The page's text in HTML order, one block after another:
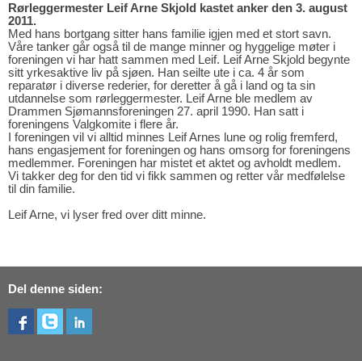
Rørleggermester Leif Arne Skjold kastet anker den 3. august
2011.
Med hans bortgang sitter hans familie igjen med et stort savn.
Våre tanker går også til de mange minner og hyggelige møter i
foreningen vi har hatt sammen med Leif. Leif Arne Skjold begynte
sitt yrkesaktive liv på sjøen. Han seilte ute i ca. 4 år som
reparatør i diverse rederier, for deretter å gå i land og ta sin
utdannelse som rørleggermester. Leif Arne ble medlem av
Drammen Sjømannsforeningen 27. april 1990. Han satt i
foreningens Valgkomite i flere år.
I foreningen vil vi alltid minnes Leif Arnes lune og rolig fremferd,
hans engasjement for foreningen og hans omsorg for foreningens
medlemmer. Foreningen har mistet et aktet og avholdt medlem.
Vi takker deg for den tid vi fikk sammen og retter vår medfølelse
til din familie.
Leif Arne, vi lyser fred over ditt minne.
Del denne siden: